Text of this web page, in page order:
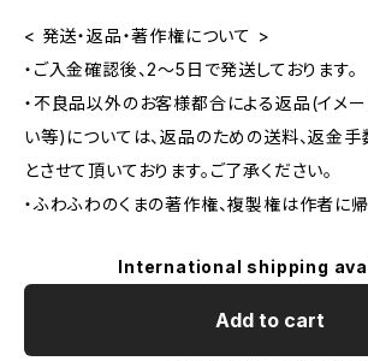
< 発送・返品・著作権について >
・ご入金確認後、2～5日で発送しております。
・不良品以外のお客様都合による返品(イメ
い等)については、返品のための送料、返金
とさせて頂いております。ご了承ください。
・ふわふわのくまの著作権、複製権は作者に帰
International shipping
Add to cart